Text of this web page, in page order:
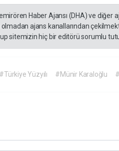
Haber Ajansı (DHA) ve diğer
ajans kanallarından
sitemizin hiç bir editörü sorumlu
#Türkiye Yüzyılı #Münir Karaloğlu